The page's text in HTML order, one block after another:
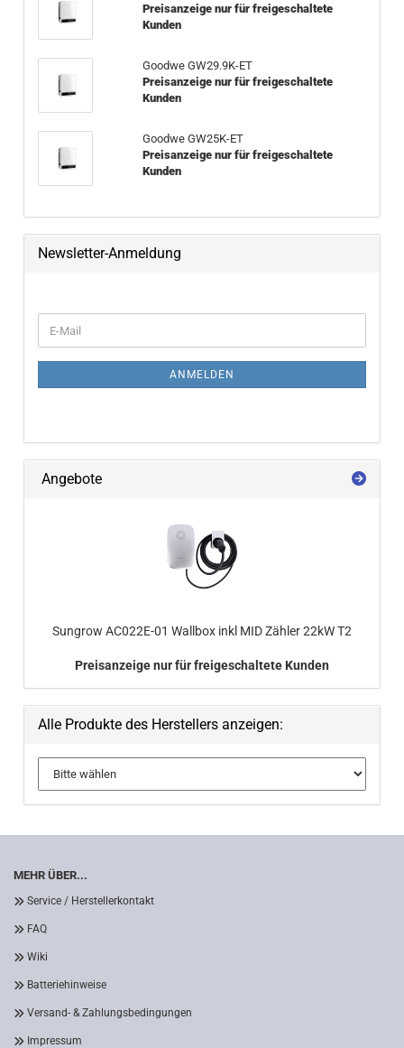
Preisanzeige nur für freigeschaltete
Kunden
Good­we GW29.9K-ET
Preisanzeige nur für freigeschaltete
Kunden
Good­we GW25K-​ET
Preisanzeige nur für freigeschaltete
Kunden
Newsletter-Anmeldung
ANMELDEN
Angebote
Sungrow AC022E-​01 Wall­box inkl MID Zäh­ler 22kW T2
Preisanzeige nur für freigeschaltete Kunden
Alle Produkte des Herstellers anzeigen:
MEHR ÜBER...
Service / Herstellerkontakt
FAQ
Wiki
Batteriehinweise
Versand- & Zahlungsbedingungen
Impressum